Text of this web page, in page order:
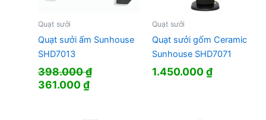
Quạt sưởi
Quạt sưởi ấm Sunhouse
SHD7013
398.000₫
Giá
361.000₫Giá
Quạt sưởi
Quạt sưởi gốm Ceramic
Sunhouse SHD7071
1.450.000₫